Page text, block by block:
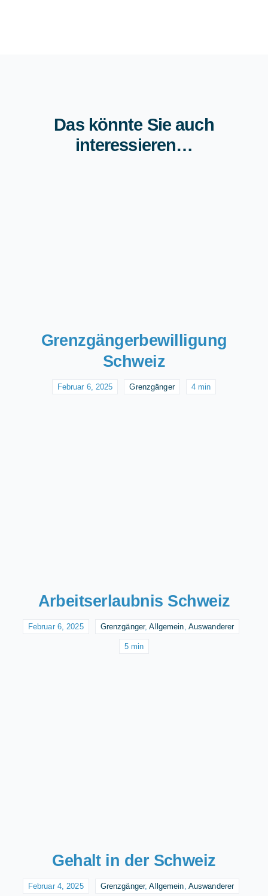
Das könnte Sie auch
interessieren…
Grenzgängerbewilligung
Schweiz
Februar 6, 2025 Grenzgänger 4 min
Arbeitserlaubnis Schweiz
Februar 6, 2025 Grenzgänger,Allgemein Auswanderer
5 min
Gehalt in der Schweiz
Februar 4, 2025 Grenzgänger,Allgemein, Auswanderer